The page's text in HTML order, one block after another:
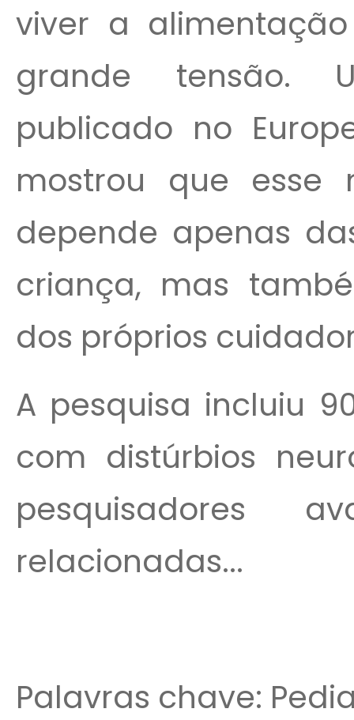
viver a
grande tensão.
publicado no
mostrou que esse
depende apenas
criança, mas
dos próprios
A pesquisa incluiu
com distúrbios
pesquisadores
relacionadas...
Palavras chave: